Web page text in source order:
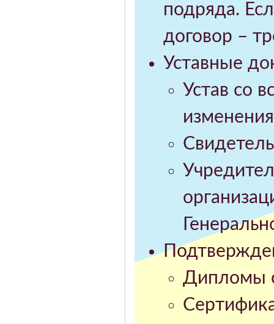
подряда.
договор –
Уставные
Устав со
Дипломы